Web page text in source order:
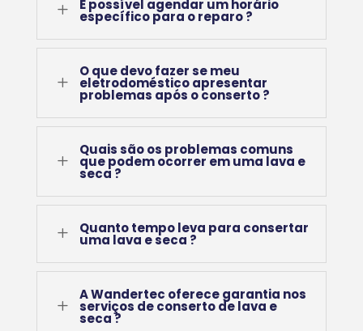
L É possível agendar um horário
específico para o reparo ?
L
O que devo fazer se meu
eletrodoméstico apresentar
problemas após o conserto ?
L
Quais são os problemas comuns
que podem ocorrer em uma lava e
seca ?
L Quanto tempo leva para consertar
uma lava e seca ?
L
A Wandertec oferece garantia nos
serviços de conserto de lava e
seca ?